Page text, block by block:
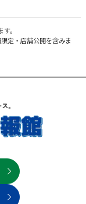
。
定・店舗公開を含みま